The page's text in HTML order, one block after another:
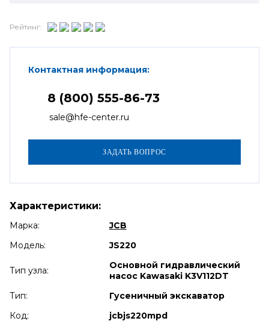
Рейтинг:
Контактная информация:
8 (800) 555-86-73
sale@hfe-center.ru
Характеристики:
Марка:
JCB
Модель:
JS220
Тип узла:
Основной гидравлический
насос Kawasaki K3V112DT
Тип:
Гусеничный экскаватор
Код:
jcbjs220mpd